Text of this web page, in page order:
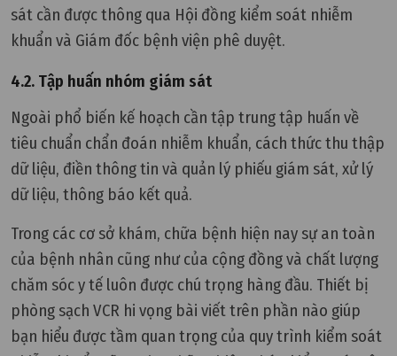
sát cần được thông qua Hội đồng kiểm soát nhiễm
khuẩn và Giám đốc bệnh viện phê duyệt.
4.2. Tập huấn nhóm giám sát
Ngoài phổ biến kế hoạch cần tập trung tập huấn về
tiêu chuẩn chẩn đoán nhiễm khuẩn, cách thức thu thập
dữ liệu, điền thông tin và quản lý phiếu giám sát, xử lý
dữ liệu, thông báo kết quả.
Trong các cơ sở khám, chữa bệnh hiện nay sự an toàn
của bệnh nhân cũng như của cộng đồng và chất lượng
chăm sóc y tế luôn được chú trọng hàng đầu. Thiết bị
phòng sạch VCR hi vọng bài viết trên phần nào giúp
bạn hiểu được tầm quan trọng của quy trình kiểm soát